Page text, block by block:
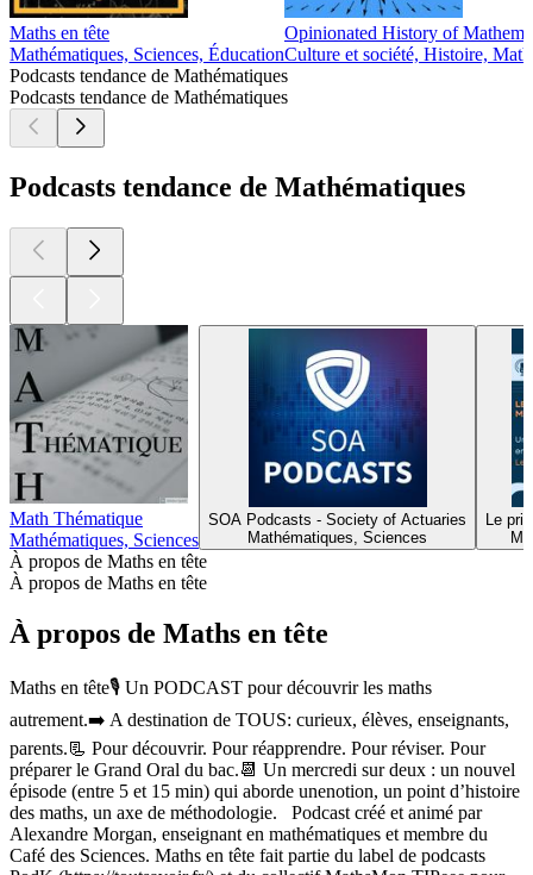
Maths en tête
Mathématiques, Sciences, Éducation
Opinionated History of
Culture et société, Histoire,
Podcasts tendance de Mathématiques
Podcasts tendance de Mathématiques
Podcasts tendance de Mathématiques
Math Thématique
Mathématiques, Sciences
SOA Podcasts - Society of Actuaries
Mathématiques, Sciences
Le
À propos de Maths en tête
À propos de Maths en tête
À propos de Maths en tête
Maths en tête🎙️ Un PODCAST pour découvrir les maths
autrement.➡️ A destination de TOUS: curieux, élèves, enseignants,
parents.📃 Pour découvrir. Pour réapprendre. Pour réviser. Pour
préparer le Grand Oral du bac.📆 Un mercredi sur deux : un nouvel
épisode (entre 5 et 15 min) qui aborde unenotion, un point d’histoire
des maths, un axe de méthodologie. Podcast créé et animé par
Alexandre Morgan, enseignant en mathématiques et membre du
Café des Sciences. Maths en tête fait partie du label de podcasts